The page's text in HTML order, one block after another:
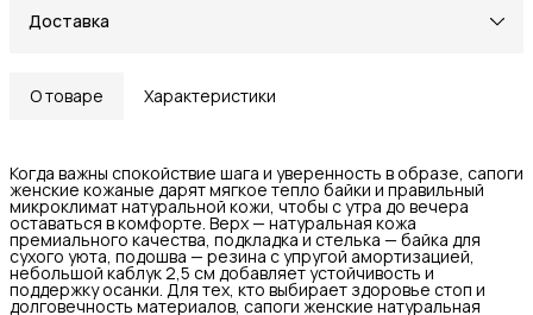
Доставка
О товаре Характеристики
Когда важны спокойствие шага и уверенность в образе, сапоги
женские кожаные дарят мягкое тепло байки и правильный
микроклимат натуральной кожи, чтобы с утра до вечера
оставаться в комфорте. Верх — натуральная кожа
премиального качества, подкладка и стелька — байка для
сухого уюта, подошва — резина с упругой амортизацией,
небольшой каблук 2,5 см добавляет устойчивость и
поддержку осанки. Для тех, кто выбирает здоровье стоп и
долговечность материалов, сапоги женские натуральная